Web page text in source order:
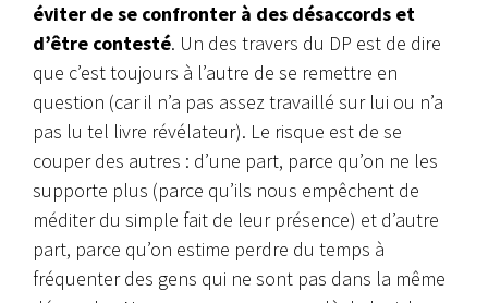
éviter de se confronter à des désaccords et
d’être contesté. Un des travers du DP est de dire
que c’est toujours à l’autre de se remettre en
question (car il n’a pas assez travaillé sur lui ou n’a
pas lu tel livre révélateur). Le risque est de se
couper des autres : d’une part, parce qu’on ne les
supporte plus (parce qu’ils nous empêchent de
méditer du simple fait de leur présence) et d’autre
part, parce qu’on estime perdre du temps à
fréquenter des gens qui ne sont pas dans la même